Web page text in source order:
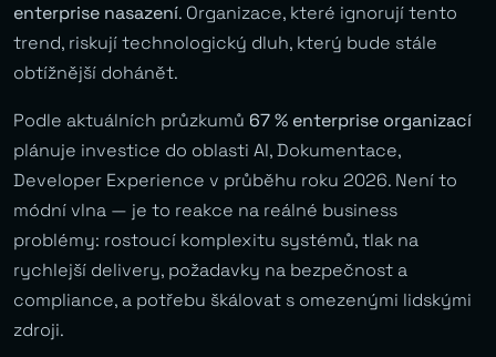
enterprise nasazení. Organizace, které ignorují tento
trend, riskují technologický dluh, který bude stále
obtížnější dohánět.
Podle aktuálních průzkumů 67 % enterprise organizací
plánuje investice do oblasti AI, Dokumentace,
Developer Experience v průběhu roku 2026. Není to
módní vlna — je to reakce na reálné business
problémy: rostoucí komplexitu systémů, tlak na
rychlejší delivery, požadavky na bezpečnost a
compliance, a potřebu škálovat s omezenými lidskými
zdroji.